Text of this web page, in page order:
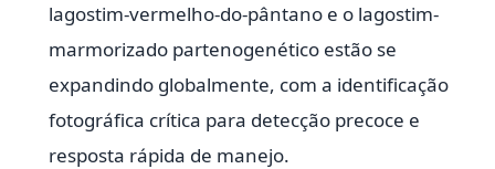
lagostim-vermelho-do-pântano e o lagostim-
marmorizado partenogenético estão se
expandindo globalmente, com a identificação
fotográfica crítica para detecção precoce e
resposta rápida de manejo.